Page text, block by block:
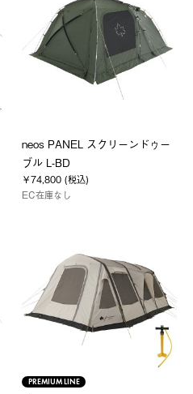
neos PANEL スクリーンドゥー
ブル L-BD
￥74,800 (税込)
EC在庫なし
PREMIUM LINE